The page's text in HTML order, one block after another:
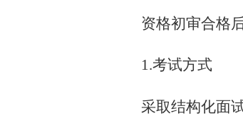
资格初审合格
1.考试方式
采取结构化面